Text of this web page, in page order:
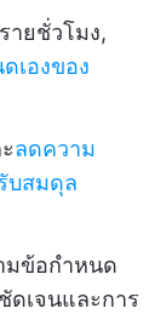
ายชั่วโมง,
เองของ
ลดความ
บสมดุล
มข้อกำหนด
ดเจนและการ